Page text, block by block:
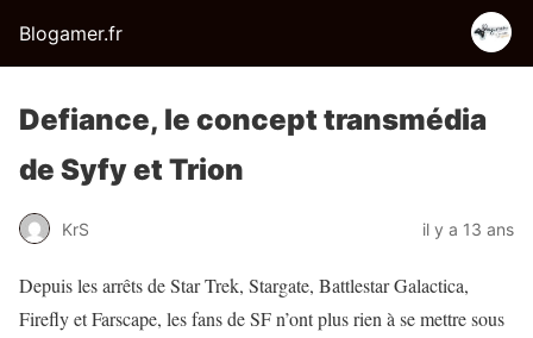
Blogamer.fr
Defiance, le concept transmédia
de Syfy et Trion
KrS il y a 13 ans
Depuis les arrêts de Star Trek, Stargate, Battlestar Galactica,
Firefly et Farscape, les fans de SF n’ont plus rien à se mettre sous